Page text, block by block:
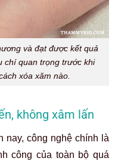
và đạt được kết quả
chí quan trọng trước khi
xóa xăm nào.
không xâm lấn
nay, công nghệ chính là
công của toàn bộ quá